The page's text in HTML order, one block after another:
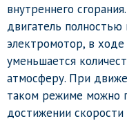
внутреннего
двигатель полностью
электромотор, в ходе
уменьшается
атмосферу. При
таком режиме можно
достижении